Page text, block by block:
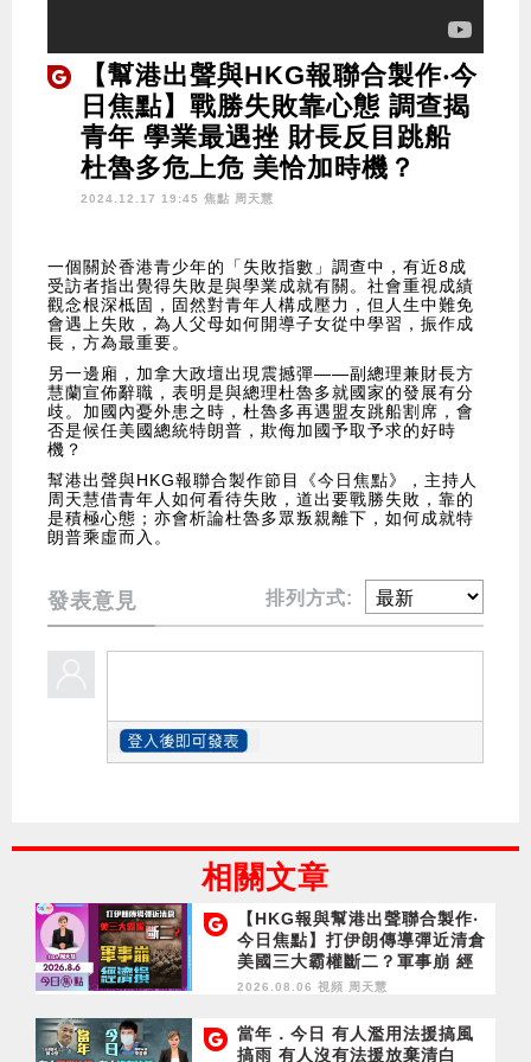
【幫港出聲與HKG報聯合製作‧今
日焦點】戰勝失敗靠心態 調查揭
青年 學業最遇挫 財長反目跳船
杜魯多危上危 美恰加時機？
2024.12.17 19:45 焦點 周天慧
一個關於香港青少年的「失敗指數」調查中，有近8成
受訪者指出覺得失敗是與學業成就有關。社會重視成績
觀念根深柢固，固然對青年人構成壓力，但人生中難免
會遇上失敗，為人父母如何開導子女從中學習，振作成
長，方為最重要。
另一邊廂，加拿大政壇出現震撼彈——副總理兼財長方
慧蘭宣佈辭職，表明是與總理杜魯多就國家的發展有分
歧。加國內憂外患之時，杜魯多再遇盟友跳船割席，會
否是候任美國總統特朗普，欺侮加國予取予求的好時
機？
幫港出聲與HKG報聯合製作節目《今日焦點》，主持人
周天慧借青年人如何看待失敗，道出要戰勝失敗，靠的
是積極心態；亦會析論杜魯多眾叛親離下，如何成就特
朗普乘虛而入。
發表意見 排列方式:
相關文章
【HKG報與幫港出聲聯合製作‧
今日焦點】打伊朗傳導彈近清倉
美國三大霸權斷二？軍事崩 經
濟損
2026.08.06 視頻 周天慧
當年．今日 有人濫用法援搞風
搞雨 有人沒有法援放棄清白